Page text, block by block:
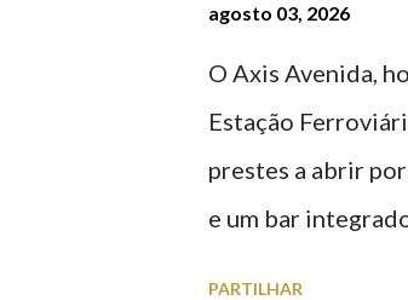
agosto 03, 2026
O Axis Avenida,
Estação
prestes a abrir
e um bar
PARTILHAR